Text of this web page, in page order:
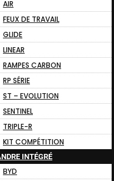
AIR
FEUX DE TRAVAIL
GLIDE
LINEAR
RAMPES CARBON
RP SÉRIE
ST – EVOLUTION
SENTINEL
TRIPLE-R
KIT COMPÉTITION
INTÉGRÉ
BYD